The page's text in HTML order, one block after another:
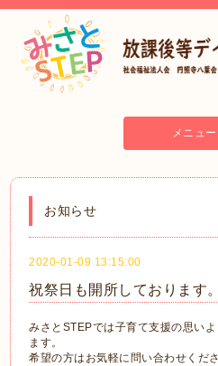
メニュー
お知らせ
2020-01-09 13:15:00
祝祭日も開所しております。
みさとSTEPでは子育て支援の思いよ
ます。
希望の方はお気軽に問い合わせくださ